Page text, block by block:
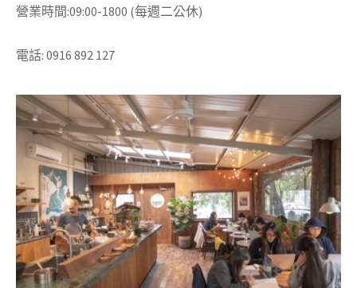
營業時間:09:00-1800 (每週二公休)
電話: 0916 892 127